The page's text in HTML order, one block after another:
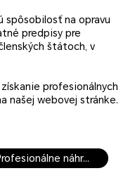
spôsobilosť na opravu
predpisy pre
štátoch, v
profesionálnych
našej webovej stránke.
Profesionálne náhradné diely